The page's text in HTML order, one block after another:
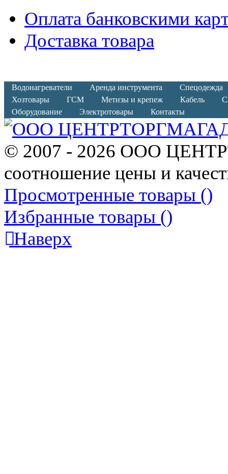
Оплата банковскими
Доставка товара
Водонагреватели Аренда инструмента
Спецодежда
Хозтовары
ГСМ Метизы и крепеж Кабель
Оборудование
Электротовары Контакты
© 2007 - 2026 ООО
соотношение цены и
Просмотренные товары ()
Избранные товары ()
Наверх